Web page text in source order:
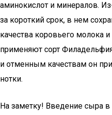
аминокислот и минералов.
за короткий срок, в нем
качества коровьего молока
применяют сорт
и отменным качествам он
нотки.
На заметку! Введение сыра в